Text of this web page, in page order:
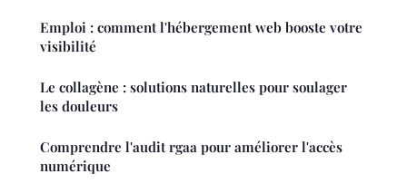
Emploi : comment l'hébergement web booste votre
visibilité
Le collagène : solutions naturelles pour soulager
les douleurs
Comprendre l'audit rgaa pour améliorer l'accès
numérique